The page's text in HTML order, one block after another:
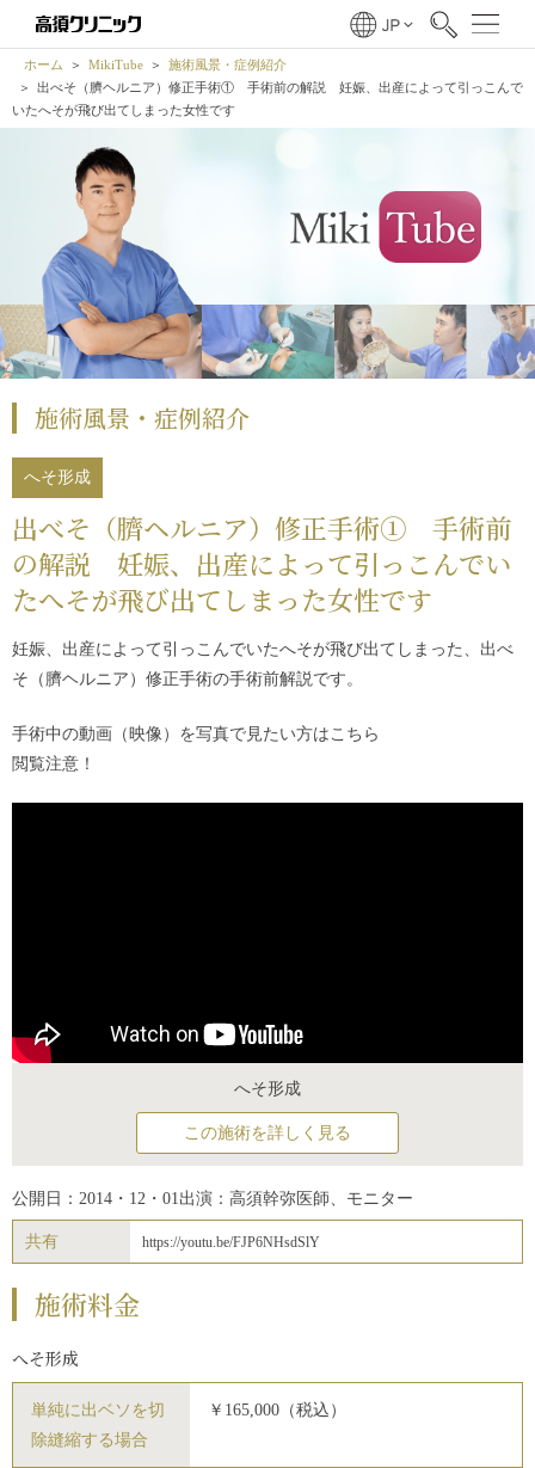
ホーム MikiTube
施術風景・症例紹介
出べそ（臍ヘルニア）修正手術① 手術前の解説 妊娠、出産によって引っこんで
いたへそが飛び出てしまった女性です
施術風景・症例紹介
へそ形成
出べそ（臍ヘルニア）修正手術① 手術前
の解説 妊娠、出産によって引っこんでい
たへそが飛び出てしまった女性です
妊娠、出産によって引っこんでいたへそが飛び出てしまった、出べ
そ（臍ヘルニア）修正手術の手術前解説です。
手術中の動画（映像）を写真で見たい方はこちら
閲覧注意！
へそ形成
この施術を詳しく見る
公開日：2014・12・01出演：高須幹弥医師、モニター
共有 https://youtu.be/FJP6NHsdSlY
施術料金
へそ形成
単純に出ベソを切
除縫縮する場合
￥165,000（税込）